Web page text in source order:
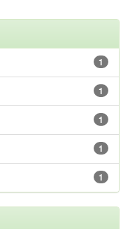
1
1
1
1
1